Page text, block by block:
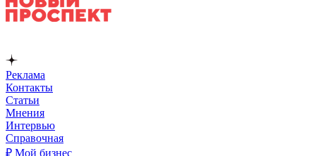
Реклама
Контакты
Статьи
Мнения
Интервью
Справочная
₽ Мой бизнес